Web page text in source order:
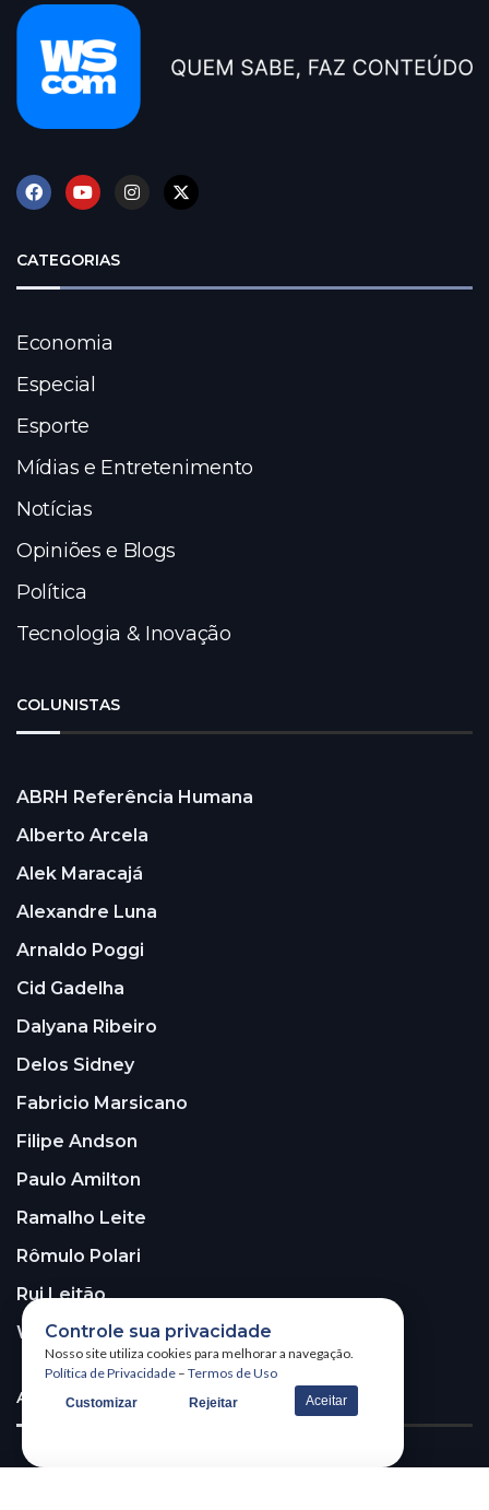
CATEGORIAS
Economia
Especial
Esporte
Mídias e Entretenimento
Notícias
Opiniões e Blogs
Política
Tecnologia & Inovação
COLUNISTAS
ABRH Referência Humana
Alberto Arcela
Alek Maracajá
Alexandre Luna
Arnaldo Poggi
Cid Gadelha
Dalyana Ribeiro
Delos Sidney
Fabricio Marsicano
Filipe Andson
Paulo Amilton
Ramalho Leite
Rômulo Polari
Rui Leitão
Walter Santos
ASSINE A NOSSA NEWSLETTER!
Controle sua privacidade
Nosso site utiliza cookies para melhorar a navegação.
Política de Privacidade – Termos de Uso
Customizar Rejeitar Aceitar